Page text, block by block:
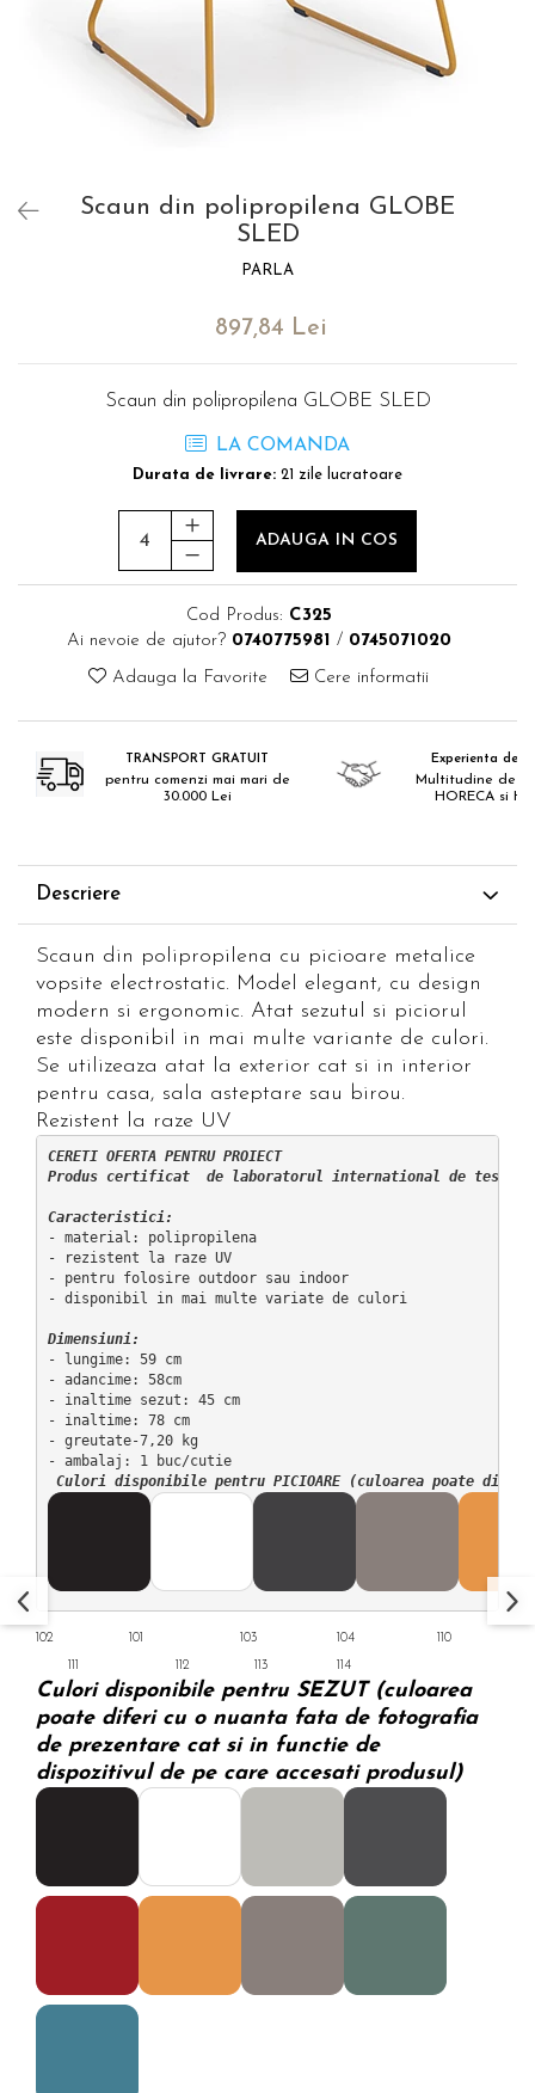
Scaun din polipropilena GLOBE
SLED
PARLA
897,84 Lei
Scaun din polipropilena GLOBE SLED
LA COMANDA
Durata de livrare: 21 zile lucratoare
ADAUGA IN COS
Cod Produs: C325
Ai nevoie de ajutor? 0740775981 / 0745071020
Adauga la Favorite Cere informatii
TRANSPORT GRATUIT
pentru comenzi mai mari de
30.000 Lei
Experienta de
Multitudine de
HORECA si
Descriere
Scaun din polipropilena cu picioare metalice
vopsite electrostatic. Model elegant, cu design
modern si ergonomic. Atat sezutul si piciorul
este disponibil in mai multe variante de culori.
Se utilizeaza atat la exterior cat si in interior
pentru casa, sala asteptare sau birou.
Rezistent la raze UV
CERETI OFERTA PENTRU PROIECT
Produs certificat  de laboratorul international de testare
Caracteristici:
- material: polipropilena
- rezistent la raze UV
- pentru folosire outdoor sau indoor
- disponibil in mai multe variate de culori
Dimensiuni:
- lungime: 59 cm
- adancime: 58cm
- inaltime sezut: 45 cm
- inaltime: 78 cm
- greutate-7,20 kg
- ambalaj: 1 buc/cutie
102 101 103 104 110
111 112 113 114
Culori disponibile pentru SEZUT (culoarea
poate diferi cu o nuanta fata de fotografia
de prezentare cat si in functie de
dispozitivul de pe care accesati produsul)